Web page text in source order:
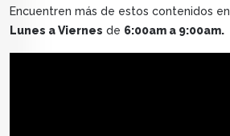
Encuentren más de estos contenidos en
Lunes a Viernes de 6:00am a 9:00am.